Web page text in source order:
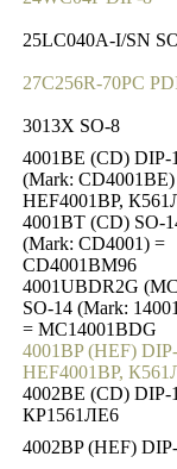
25LC040A-I/SN
27C256R-70PC
3013X SO-8
4001BE (CD) DIP-
(Mark:
HEF4001BP,
4001BT (CD) SO-
(Mark: CD4001) =
CD4001BM96
4001UBDR2G
SO-14 (Mark:
= MC14001BDG
4001ВP (HEF)
HEF4001BP,
4002BE (CD) DIP-
КР1561ЛЕ6
4002BP (HEF)